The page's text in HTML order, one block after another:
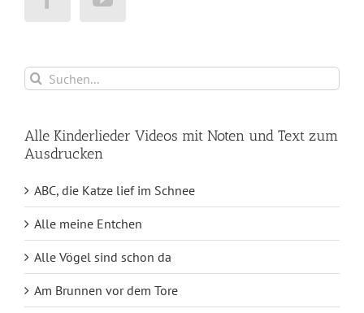
Suche
nach:
Alle Kinderlieder Videos mit Noten und Text zum
Ausdrucken
ABC, die Katze lief im Schnee
Alle meine Entchen
Alle Vögel sind schon da
Am Brunnen vor dem Tore